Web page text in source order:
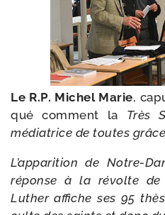
Le R.P. Michel Marie,
qué com­ment la Très
média­trice de toutes
L’apparition de Notre-​
réponse à la révolte de
Luther affiche ses 95